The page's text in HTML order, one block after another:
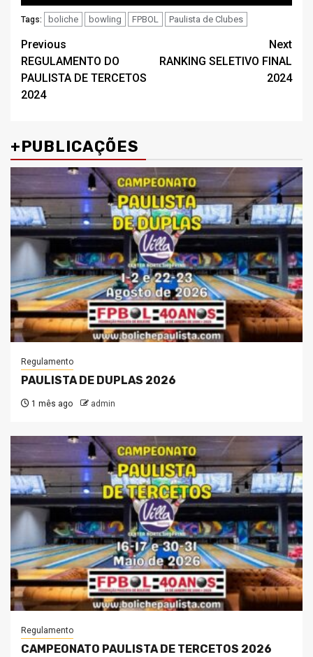
Tags: boliche bowling FPBOL Paulista de Clubes
Post
navigation
Previous
REGULAMENTO DO
PAULISTA DE TERCETOS
2024
Next
RANKING SELETIVO FINAL
2024
+PUBLICAÇÕES
Regulamento
PAULISTA DE DUPLAS 2026
1 mês ago admin
Regulamento
CAMPEONATO PAULISTA DE TERCETOS 2026